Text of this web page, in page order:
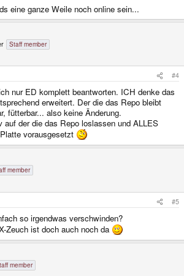
eine ganze Weile noch online sein...
Staff member
#4
nur ED komplett beantworten. ICH denke das
erweitert. Der die das Repo bleibt
fütterbar... also keine Änderung.
auf der die das Repo loslassen und ALLES
vorausgesetzt
member
#5
so irgendwas verschwinden?
Zeuch ist doch auch noch da
member